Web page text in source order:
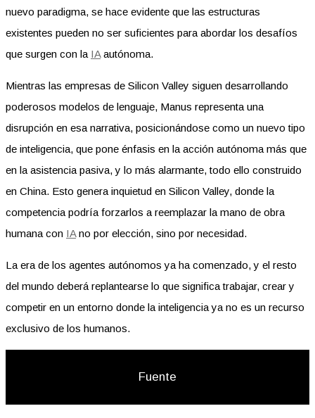
nuevo paradigma, se hace evidente que las estructuras
existentes pueden no ser suficientes para abordar los desafíos
que surgen con la IAautónoma.
Mientras las empresas de Silicon Valley siguen desarrollando
poderosos modelos de lenguaje, Manus representa una
disrupción en esa narrativa, posicionándose como un nuevo tipo
de inteligencia, que pone énfasis en la acción autónoma más que
en la asistencia pasiva, y lo más alarmante, todo ello construido
en China. Esto genera inquietud en Silicon Valley, donde la
competencia podría forzarlos a reemplazar la mano de obra
humana con IAno por elección, sino por necesidad.
La era de los agentes autónomos ya ha comenzado, y el resto
del mundo deberá replantearse lo que significa trabajar, crear y
competir en un entorno donde la inteligencia ya no es un recurso
exclusivo de los humanos.
Fuente